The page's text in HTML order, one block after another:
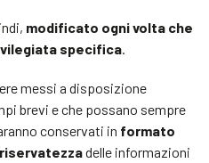
modificato ogni volta che
specifica.
messi a disposizione
brevi e che possano sempre
conservati in formato
riservatezzadelle informazioni